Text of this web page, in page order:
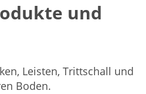
und
Leisten, Trittschall und
Boden.